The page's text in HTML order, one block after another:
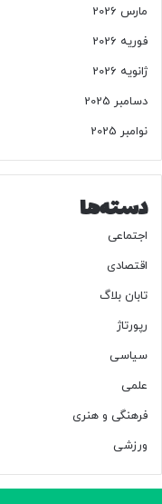
مارس 2026
فوریه 2026
ژانویه 2026
دسامبر 2025
نوامبر 2025
دسته‌ها
اجتماعی
اقتصادی
تابان بلاگ
رپورتاژ
سیاسی
علمی
فرهنگی و هنری
ورزشی